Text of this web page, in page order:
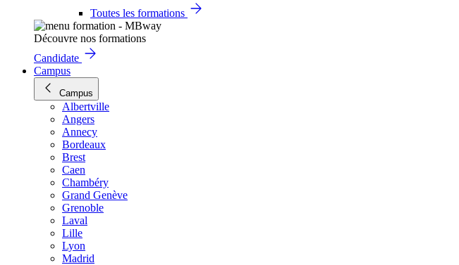
Toutes les formations
Découvre nos formations
Candidate
Campus
Campus
Albertville
Angers
Annecy
Bordeaux
Brest
Caen
Chambéry
Grand Genève
Grenoble
Laval
Lille
Lyon
Madrid